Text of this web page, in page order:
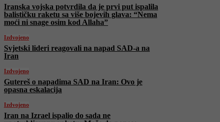
Iranska vojska potvrdila da je prvi put ispalila
balističku raketu sa više bojevih glava: “Nema
moći ni snage osim kod Allaha”
Izdvojeno
Svjetski lideri reagovali na napad SAD-a na
Iran
Izdvojeno
Gutereš o napadima SAD na Iran: Ovo je
opasna eskalacija
Izdvojeno
Iran na Izrael ispalio do sada ne